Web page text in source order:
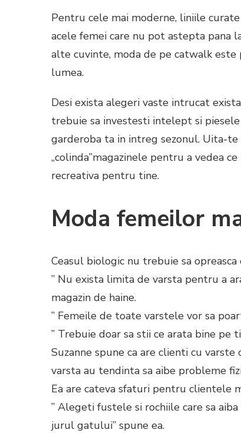
Pentru cele mai moderne, liniile
acele femei care nu pot astepta pana
alte cuvinte, moda de pe catwalk
lumea.
Desi exista alegeri vaste intrucat
trebuie sa investesti intelept si
garderoba ta in intreg sezonul. Uita-
„colinda”magazinele pentru a vedea
recreativa pentru tine.
Moda femeilor
Ceasul biologic nu trebuie sa
” Nu exista limita de varsta pentru a
magazin de haine.
” Femeile de toate varstele vor sa
” Trebuie doar sa stii ce arata bine pe
Suzanne spune ca are clienti cu
varsta au tendinta sa aibe probleme
Ea are cateva sfaturi pentru clientele
” Alegeti fustele si rochiile care sa
jurul gatului” spune ea.